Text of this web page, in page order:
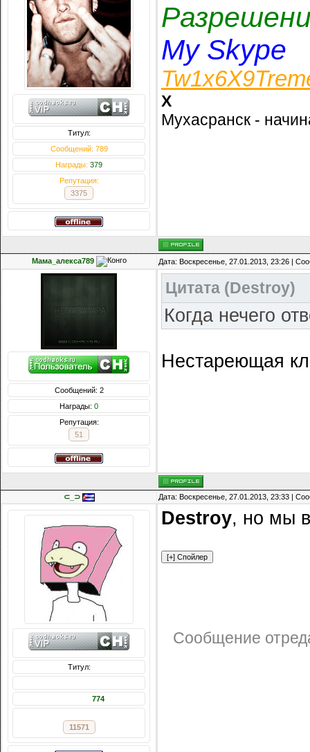
Титул:
Сообщений: 789
Награды: 379
Репутация:
3375
My Skype
X
Мухасранск -
Мама_алекса789 Дата: Воскресенье, 27.01.2013, 23:26 |
Сообщений: 2
Награды: 0
Репутация:
51
Цитата (Destroy)
Когда нечего
Нестареющая
⊂_⊃ Дата: Воскресенье, 27.01.2013, 23:33 |
Титул:
774
11571
Destroy, но мы
Сообщение